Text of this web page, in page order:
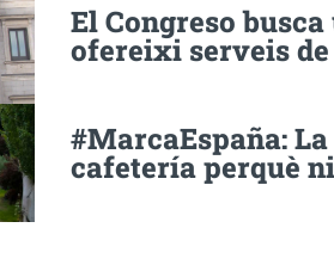
El Congreso
ofereixi serveis
#MarcaEspaña:
cafetería perquè